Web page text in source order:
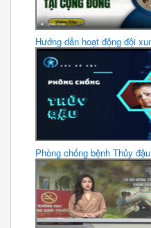
Hướng dẫn hoạt động đội
Phòng chống bệnh Thủy đậu